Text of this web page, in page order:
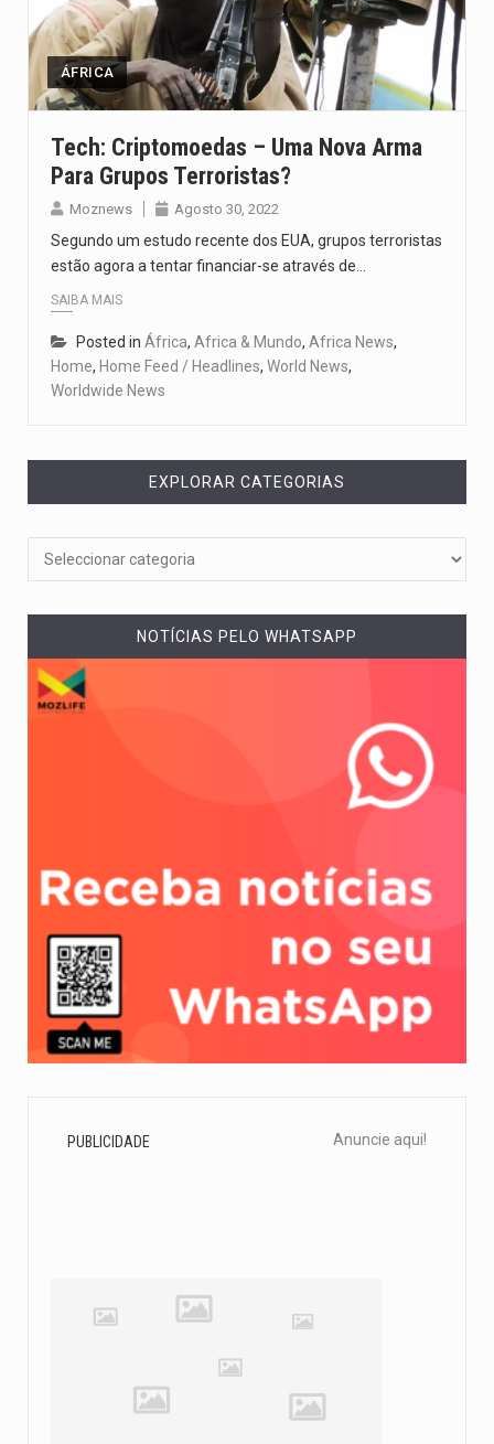
Um dos casos mais graves envolveu a residência de Sam…
ÁFRICA
Tech: Criptomoedas – Uma Nova Arma
Para Grupos Terroristas?
Moznews Agosto 30, 2022
Segundo um estudo recente dos EUA, grupos terroristas
estão agora a tentar financiar-se através de…
SAIBA MAIS
Posted in África, Africa & Mundo, Africa News,
Home, Home Feed / Headlines, World News,
Worldwide News
EXPLORAR CATEGORIAS
NOTÍCIAS PELO WHATSAPP
PUBLICIDADE Anuncie aqui!